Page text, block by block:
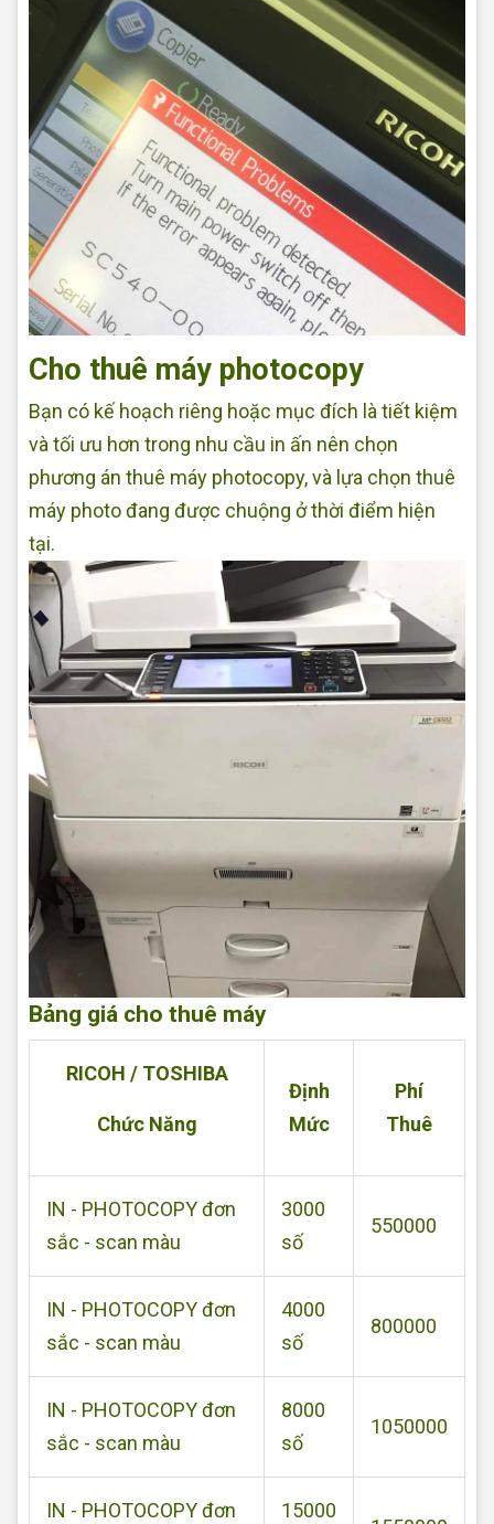
Cho thuê máy photocopy
Bạn có kế hoạch riêng hoặc mục đích là tiết kiệm
và tối ưu hơn trong nhu cầu in ấn nên chọn
phương án thuê máy photocopy, và lựa chọn thuê
máy photo đang được chuộng ở thời điểm hiện
tại.
Bảng giá cho thuê máy
RICOH / TOSHIBA
Chức Năng
Định
Mức
Phí
Thuê
IN - PHOTOCOPY đơn
sắc - scan màu
3000
số
550000
IN - PHOTOCOPY đơn
sắc - scan màu
4000
số
800000
IN - PHOTOCOPY đơn
sắc - scan màu
8000
số
1050000
IN - PHOTOCOPY đơn 15000